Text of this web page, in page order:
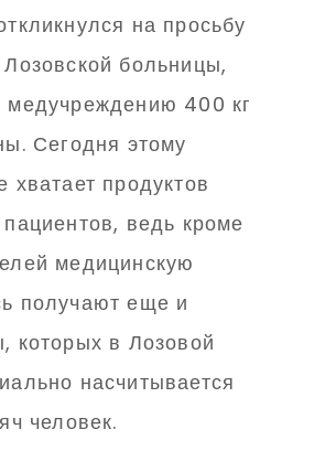
на просьбу
больницы,
медучреждению 400 кг
Сегодня этому
хватает продуктов
ведь кроме
медицинскую
получают еще и
которых в Лозовой
насчитывается
человек.